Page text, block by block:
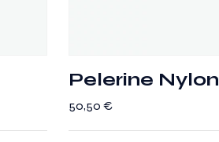
Pelerine Nylon
50,50 €